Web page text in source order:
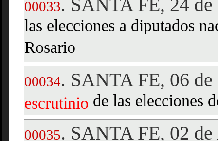
00033. SANTA FE, 24
las elecciones a diputados
Rosario
00034. SANTA FE, 06
escrutinio de las elecciones
00035. SANTA FE, 02